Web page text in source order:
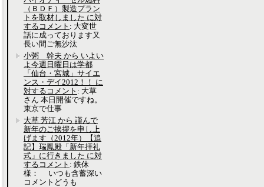
（ＢＤＦ）製造プラン
トを取材しました に対
するコメント : 大変世
話に成っております又
長い間ご無沙汰
小粥 幹夫 から いよい
よ今週日曜日は学都
「仙台・宮城」サイエ
ンス・デイ2012！！ に
対するコメント : 大草
さん 本日開催ですね。
東京で仕事
大草 芳江 から 謹んで
新年のご挨拶を申し上
げます（2012年）【追
記】瑞鳳殿「新年拝礼
式」に行きました に対
するコメント : 鉄休
様： いつも含蓄深い
コメントどうも